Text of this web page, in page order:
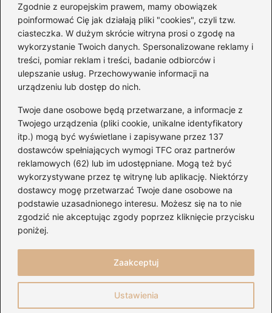
Zgodnie z europejskim prawem, mamy obowiązek
poinformować Cię jak działają pliki "cookies", czyli tzw.
ciasteczka. W dużym skrócie witryna prosi o zgodę na
wykorzystanie Twoich danych. Spersonalizowane reklamy i
treści, pomiar reklam i treści, badanie odbiorców i
ulepszanie usług. Przechowywanie informacji na
urządzeniu lub dostęp do nich.
Twoje dane osobowe będą przetwarzane, a informacje z
Twojego urządzenia (pliki cookie, unikalne identyfikatory
itp.) mogą być wyświetlane i zapisywane przez 137
dostawców spełniających wymogi TFC oraz partnerów
reklamowych (62) lub im udostępniane. Mogą też być
wykorzystywane przez tę witrynę lub aplikację. Niektórzy
dostawcy mogę przetwarzać Twoje dane osobowe na
podstawie uzasadnionego interesu. Możesz się na to nie
zgodzić nie akceptując zgody poprzez kliknięcie przycisku
poniżej.
Ustawienia
Zaakceptuj
Kategorie
Artyści (20)
Gitary(155)
Koncerty (143)
Muzyka(155)
Nuty(31)
Serwisy(109)
Sprzęt audio(41)
Polityka prywatności
Kontakt